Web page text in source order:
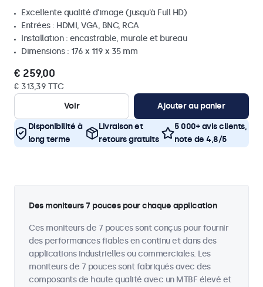
Excellente qualité d'image (jusqu'à Full HD)
Entrées : HDMI, VGA, BNC, RCA
Installation : encastrable, murale et bureau
Dimensions : 176 x 119 x 35 mm
€ 259,00
€ 313,39 TTC
Voir
Ajouter au panier
Disponibilité à
long terme
Livraison et
retours gratuits
5 000+ avis clients,
note de 4,8/5
Des moniteurs 7 pouces pour chaque application
Ces moniteurs de 7 pouces sont conçus pour fournir
des performances fiables en continu et dans des
applications industrielles ou commerciales. Les
moniteurs de 7 pouces sont fabriqués avec des
composants de haute qualité avec un MTBF élevé et